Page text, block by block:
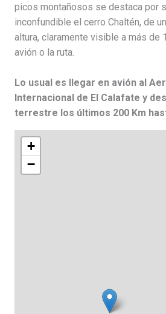
picos montañosos se destaca por
inconfundible el cerro Chaltén, de
altura, claramente visible a más de
avión o la ruta.
Lo usual es llegar en avión al
Internacional de El Calafate y
terrestre los últimos 200 Km
+
−